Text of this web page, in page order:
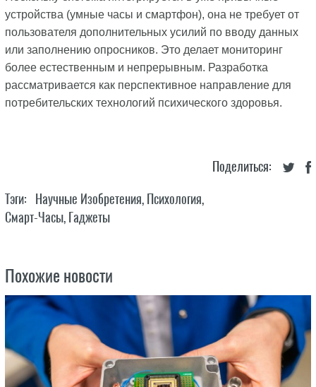
устройства (умные часы и смартфон), она не требует от
пользователя дополнительных усилий по вводу данных
или заполнению опросников. Это делает мониторинг
более естественным и непрерывным. Разработка
рассматривается как перспективное направление для
потребительских технологий психического здоровья.
Поделиться:
Тэги: Научные Изобретения, Психология,
Смарт-Часы, Гаджеты
Похожие новости